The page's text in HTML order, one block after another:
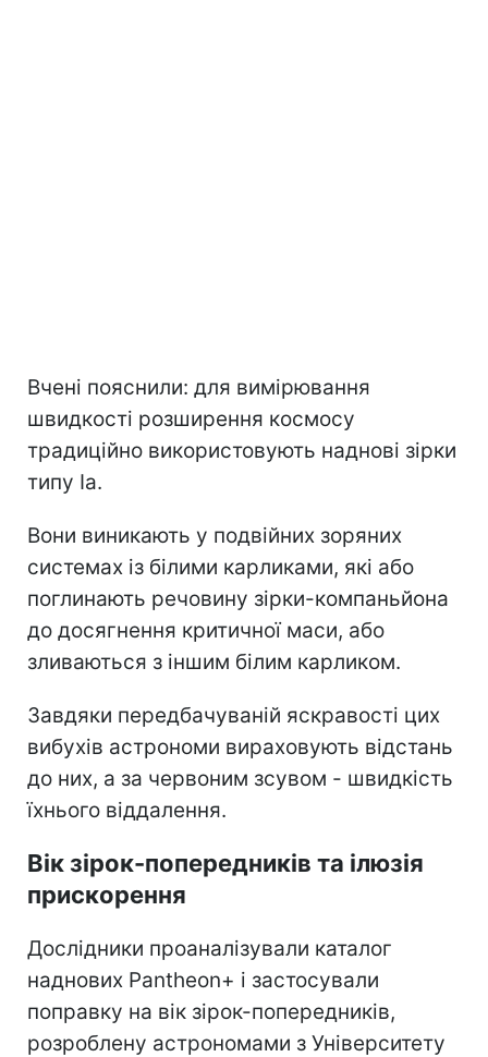
Вчені пояснили: для вимірювання
швидкості розширення космосу
традиційно використовують наднові зірки
типу Ia.
Вони виникають у подвійних зоряних
системах із білими карликами, які або
поглинають речовину зірки-компаньйона
до досягнення критичної маси, або
зливаються з іншим білим карликом.
Завдяки передбачуваній яскравості цих
вибухів астрономи вираховують відстань
до них, а за червоним зсувом - швидкість
їхнього віддалення.
Вік зірок-попередників та ілюзія
прискорення
Дослідники проаналізували каталог
наднових Pantheon+ і застосували
поправку на вік зірок-попередників,
розроблену астрономами з Університету